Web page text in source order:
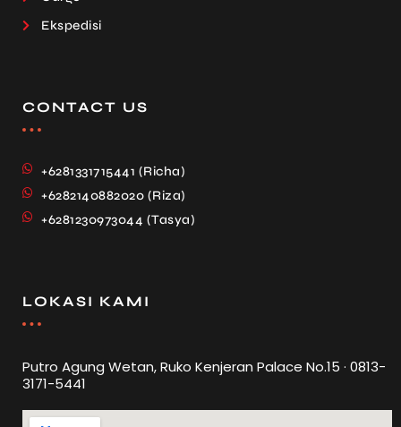
Ekspedisi
CONTACT US
+6281331715441 (Richa)
+6282140882020 (Riza)
+6281230973044 (Tasya)
LOKASI KAMI
Putro Agung Wetan, Ruko Kenjeran Palace No.15 · 0813-
3171-5441